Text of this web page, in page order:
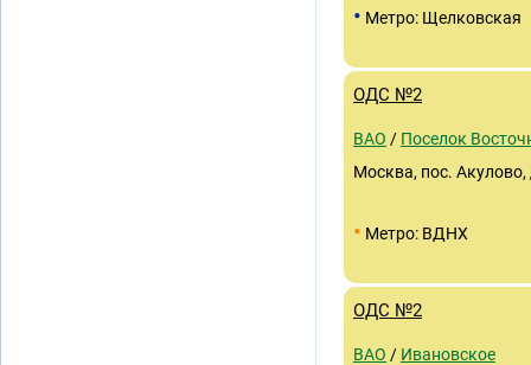
• Метро: Щелковская
ОДС №2
ВАО / Поселок
Москва, пос. Акулово,
• Метро: ВДНХ
ОДС №2
ВАО / Ивановское